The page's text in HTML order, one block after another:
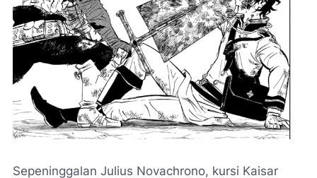
Sepeninggalan Julius Novachrono, kursi Kaisar